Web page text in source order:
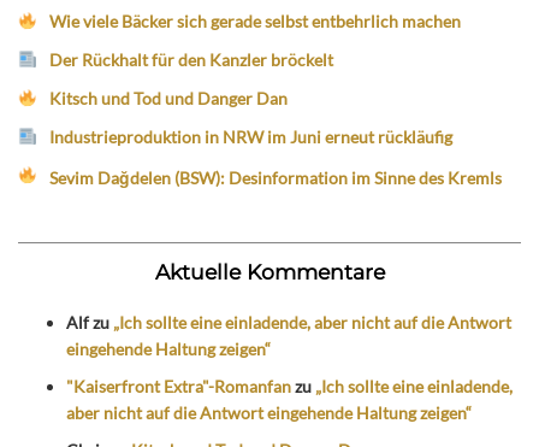
Wie viele Bäcker sich gerade selbst entbehrlich machen
Der Rückhalt für den Kanzler bröckelt
Kitsch und Tod und Danger Dan
Industrieproduktion in NRW im Juni erneut rückläufig
Sevim Dağdelen (BSW): Desinformation im Sinne des Kremls
Aktuelle Kommentare
Alfzu „Ich sollte eine einladende, aber nicht auf die Antwort
eingehende Haltung zeigen“
"Kaiserfront Extra"-Romanfanzu „Ich sollte eine einladende,
aber nicht auf die Antwort eingehende Haltung zeigen“